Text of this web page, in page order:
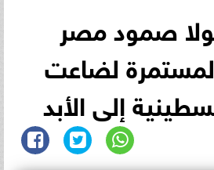
صمود مصر
لضاعت
إلى الأبد